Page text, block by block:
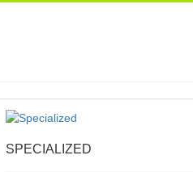
SPECIALIZED